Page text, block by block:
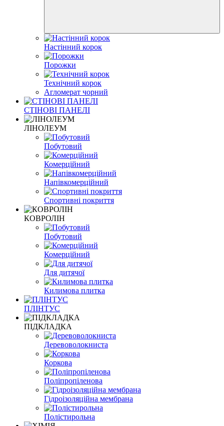
Настінний корок
Порожки
Технічний корок
Агломерат чорний
СТІНОВІ ПАНЕЛІ
ЛІНОЛЕУМ
Побутовий
Комерційний
Напівкомерційний
Спортивні покриття
КОВРОЛІН
Побутовий
Комерційний
Для дитячої
Килимова плитка
ПЛІНТУС
ПІДКЛАДКА
Деревоволокниста
Коркова
Поліпропіленова
Гідроізоляційна мембрана
Полістирольна